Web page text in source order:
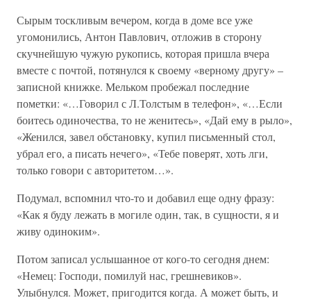
Сырым тоскливым вечером, когда в доме все уже
угомонились, Антон Павлович, отложив в сторону
скучнейшую чужую рукопись, которая пришла вчера
вместе с почтой, потянулся к своему «верному другу» –
записной книжке. Мельком пробежал последние
пометки: «…Говорил с Л.Толстым в телефон», «…Если
боитесь одиночества, то не женитесь», «Дай ему в рыло»,
«Женился, завел обстановку, купил письменный стол,
убрал его, а писать нечего», «Тебе поверят, хоть лги,
только говори с авторитетом…».
Подумал, вспомнил что-то и добавил еще одну фразу:
«Как я буду лежать в могиле один, так, в сущности, я и
живу одиноким».
Потом записал услышанное от кого-то сегодня днем:
«Немец: Господи, помилуй нас, грешневиков».
Улыбнулся. Может, пригодится когда. А может быть, и